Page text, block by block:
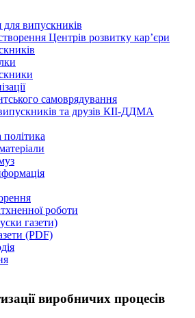
для випускників
Центрів розвитку кар’єри
самоврядування
та друзів КІІ-ДДМА
політика
роботи
газети)
(PDF)
виробничих процесів